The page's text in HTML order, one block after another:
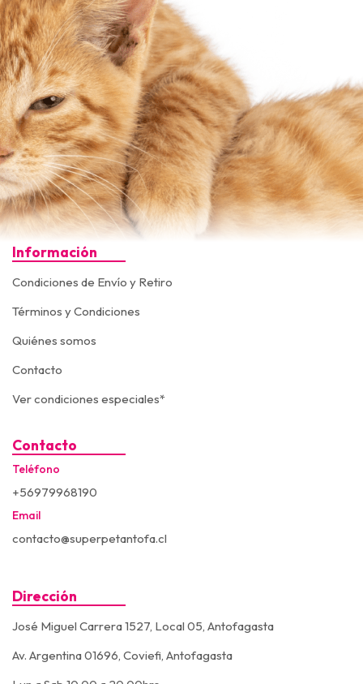
Información
Condiciones de Envío y Retiro
Términos y Condiciones
Quiénes somos
Contacto
Ver condiciones especiales*
Contacto
Teléfono
+56979968190
Email
contacto@superpetantofa.cl
Dirección
José Miguel Carrera 1527, Local 05, Antofagasta
Av. Argentina 01696, Coviefi, Antofagasta